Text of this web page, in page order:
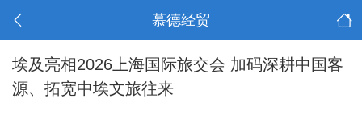
慕德经贸
埃及亮相2026上海国际旅交会 加码深耕中国客
源、拓宽中埃文旅往来